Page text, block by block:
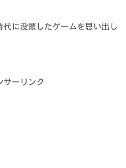
に没頭したゲームを思い出し
サーリンク